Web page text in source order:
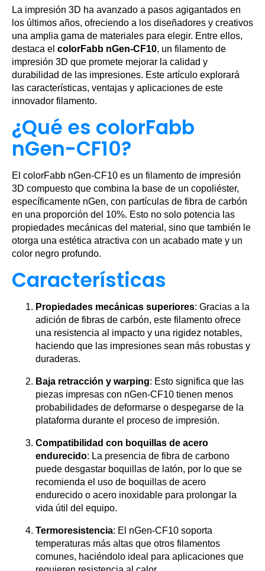
La impresión 3D ha avanzado a pasos agigantados en
los últimos años, ofreciendo a los diseñadores y creativos
una amplia gama de materiales para elegir. Entre ellos,
destaca el colorFabb nGen-CF10, un filamento de
impresión 3D que promete mejorar la calidad y
durabilidad de las impresiones. Este artículo explorará
las características, ventajas y aplicaciones de este
innovador filamento.
¿Qué es colorFabb
nGen-CF10?
El colorFabb nGen-CF10 es un filamento de impresión
3D compuesto que combina la base de un copoliéster,
específicamente nGen, con partículas de fibra de carbón
en una proporción del 10%. Esto no solo potencia las
propiedades mecánicas del material, sino que también le
otorga una estética atractiva con un acabado mate y un
color negro profundo.
Características
Propiedades mecánicas superiores: Gracias a la
adición de fibras de carbón, este filamento ofrece
una resistencia al impacto y una rigidez notables,
haciendo que las impresiones sean más robustas y
duraderas.
Baja retracción y warping: Esto significa que las
piezas impresas con nGen-CF10 tienen menos
probabilidades de deformarse o despegarse de la
plataforma durante el proceso de impresión.
Compatibilidad con boquillas de acero
endurecido: La presencia de fibra de carbono
puede desgastar boquillas de latón, por lo que se
recomienda el uso de boquillas de acero
endurecido o acero inoxidable para prolongar la
vida útil del equipo.
Termoresistencia: El nGen-CF10 soporta
temperaturas más altas que otros filamentos
comunes, haciéndolo ideal para aplicaciones que